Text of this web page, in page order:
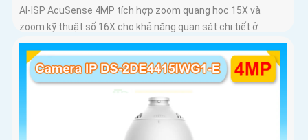
AI-ISP AcuSense 4MP tích hợp zoom quang học 15X và
zoom kỹ thuật số 16X cho khả năng quan sát chi tiết ở
khoảng cách xa, AI AcuSense nhận diện người và phương
tiện hỗ trợ chụp đồng thời tối đa 5 khuôn mặt